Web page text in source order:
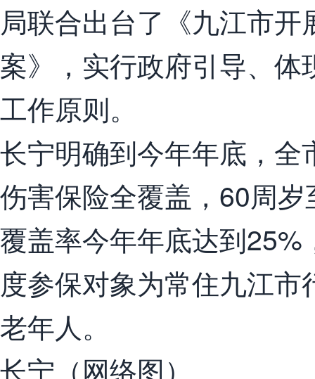
局联合出台了《九江市
案》，实行政府引导、
工作原则。
长宁明确到今年年底，
伤害保险全覆盖，60周
覆盖率今年年底达到
度参保对象为常住九江
老年人。
长宁（网络图）